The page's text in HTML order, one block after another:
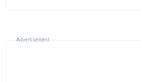
Advertisement